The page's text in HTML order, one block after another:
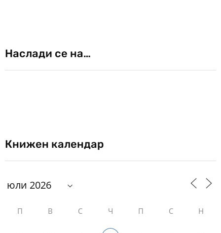
Наслади се на…
Книжен календар
П В С Ч П С Н